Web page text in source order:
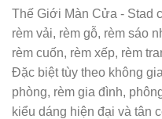
Thế Giới Màn Cửa - Stad
rèm vải, rèm gỗ, rèm sáo
rèm cuốn, rèm xếp, rèm
Đặc biệt tùy theo không
phòng, rèm gia đình,
kiểu dáng hiện đại và tân